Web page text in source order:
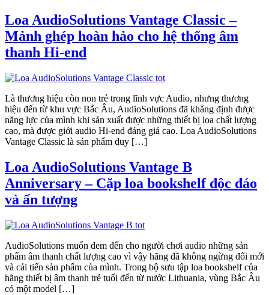
Loa AudioSolutions Vantage Classic –
Mảnh ghép hoàn hảo cho hệ thống âm
thanh Hi-end
Là thương hiệu còn non trẻ trong lĩnh vực Audio, nhưng thương
hiệu đến từ khu vực Bắc Âu, AudioSolutions đã khẳng định được
năng lực của mình khi sản xuất được những thiết bị loa chất lượng
cao, mà được giới audio Hi-end đáng giá cao. Loa AudioSolutions
Vantage Classic là sản phẩm duy […]
Loa AudioSolutions Vantage B
Anniversary – Cặp loa bookshelf độc đáo
và ấn tượng
AudioSolutions muốn đem đến cho người chơi audio những sản
phẩm âm thanh chất lượng cao vì vậy hãng đã không ngừng đổi mới
và cải tiến sản phẩm của mình. Trong bộ sưu tập loa bookshelf của
hãng thiết bị âm thanh trẻ tuổi đến từ nước Lithuania, vùng Bắc Âu
có một model […]